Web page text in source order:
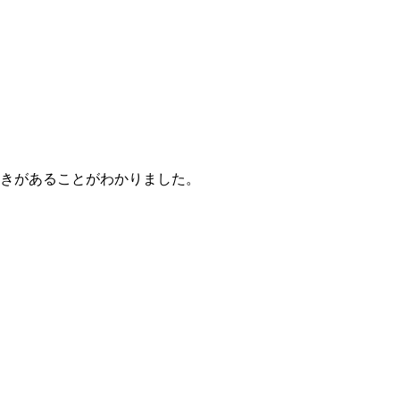
があることがわかりました。